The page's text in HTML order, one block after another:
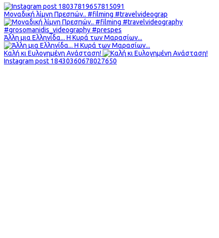
Μοναδική λίμνη Πρεσπών.. #filming #travelvideograp
Άλλη μια Ελληνίδα... Η Κυρά των Μαρασίων...
Καλή κι Ευλογημένη Ανάσταση!
Instagram post 18430360678027650